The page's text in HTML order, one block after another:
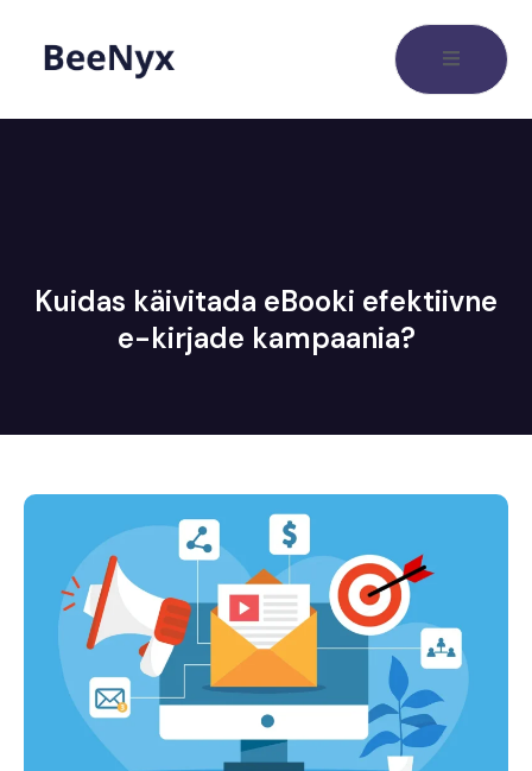
Kuidas käivitada eBooki efektiivne
e-kirjade kampaania?